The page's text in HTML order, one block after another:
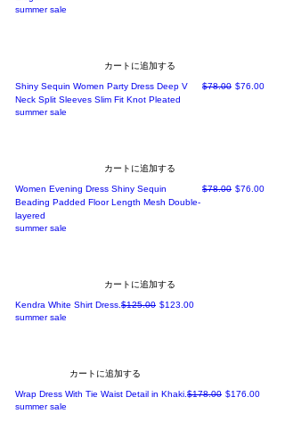
summer sale
カートに追加する
Shiny Sequin Women Party Dress Deep V
Neck Split Sleeves Slim Fit Knot Pleated
通常価格
$78.00 セール価格
$76.00
summer sale
カートに追加する
Women Evening Dress Shiny Sequin
Beading Padded Floor Length Mesh Double-
layered
通常価格
$78.00 セール価格
$76.00
summer sale
カートに追加する
Kendra White Shirt Dress.通常価格
$125.00 セール価格
$123.00
summer sale
カートに追加する
Wrap Dress With Tie Waist Detail in Khaki.通常価格
$178.00 セール価格
$176.00
summer sale